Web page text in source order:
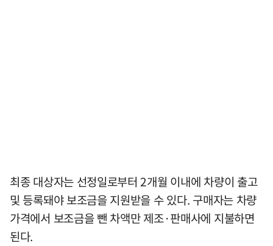
최종 대상자는 선정일로부터 2개월 이내에 차량이 출고
및 등록돼야 보조금을 지원받을 수 있다. 구매자는 차량
가격에서 보조금을 뺀 차액만 제조·판매사에 지불하면
된다.